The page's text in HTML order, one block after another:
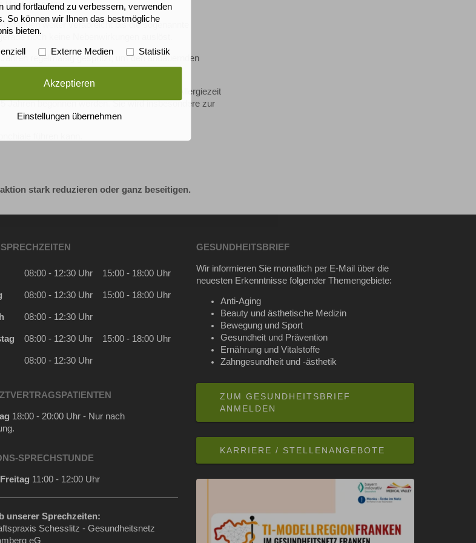
Haut gespritzt.
weiter verabreicht bis die sogenannte
noch keine Nebenwirkungen auslöst.
regelmäßig gespritzt, um den andauernden
Die Therapie sollte im Herbst nach der Allergiezeit
Jahren begonnen werden. Sie wird insbesondere zur
führen kann.
stark reduzieren oder ganz beseitigen.
08:00 - 12:30 Uhr 15:00 - 18:00 Uhr
08:00 - 12:30 Uhr 15:00 - 18:00 Uhr
08:00 - 12:30 Uhr
08:00 - 12:30 Uhr 15:00 - 18:00 Uhr
08:00 - 12:30 Uhr
18:00 - 20:00 Uhr - Nur nach
SPRECHSTUNDE
11:00 - 12:00 Uhr
unserer Sprechzeiten:
Schesslitz - Gesundheitsnetz
eG
GESUNDHEITSBRIEF
Wir informieren Sie monatlich per E-Mail über die
neuesten Erkenntnisse folgender Themengebiete:
Anti-Aging
Beauty und ästhetische Medizin
Bewegung und Sport
Gesundheit und Prävention
Ernährung und Vitalstoffe
Zahngesundheit und -ästhetik
ZUM GESUNDHEITSBRIEF
ANMELDEN
KARRIERE / STELLENANGEBOTE
und fortlaufend zu verbessern, verwenden
So können wir Ihnen das bestmögliche
bieten.
Externe Medien Statistik
Akzeptieren
Einstellungen übernehmen